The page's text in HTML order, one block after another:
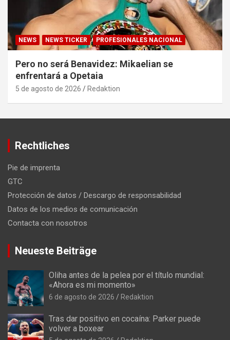
NEWS NEWS TICKER PROFESIONALES NACIONAL
Pero no será Benavidez: Mikaelian se
enfrentará a Opetaia
5 de agosto de 2026 Redaktion
Rechtliches
Pie de imprenta
GTC
Protección de datos / Descargo de responsabilidad
Datos de los medios de comunicación
Contacta con nosotros
Neueste Beiträge
Oliha antes de la pelea por el título mundial:
«Ahora es mi momento»
6 de agosto de 2026 Redaktion
Tras dar positivo en cocaína: Parker puede
volver a boxear